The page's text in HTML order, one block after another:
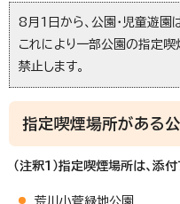
8月1日から、公園・児童遊園
これにより一部公園の指定喫
禁止します。
指定喫煙場所がある
（注釈1）指定喫煙場所は、添
荒川小菅緑地公園